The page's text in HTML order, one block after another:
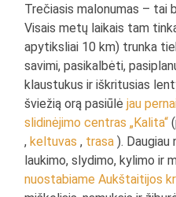
Trečiasis malonumas – tai
Visais metų laikais tam
apytiksliai 10 km) trunka
savimi, pasikalbėti,
klaustukus ir iškritusias
šviežią orą pasiūlėjau
slidinėjimo centras „Kalita“
,keltuvas , trasa ). Daugiau
laukimo, slydimo, kylimo ir
nuostabiame Aukštaitijos